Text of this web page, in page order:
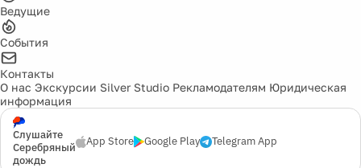
Ведущие
События
Контакты
О нас Экскурсии Silver Studio Рекламодателям Юридическая
информация
Слушайте
Серебряный
дождь
App Store Google Play Telegram App